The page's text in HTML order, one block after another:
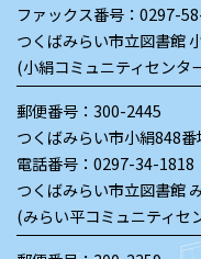
ファックス番号：0297-
つくばみらい市立図書館
(小絹コミュニティセンタ
郵便番号：300-2445
つくばみらい市小絹848番
電話番号： 0297-34-1818
つくばみらい市立図書館
(みらい平コミュニティ